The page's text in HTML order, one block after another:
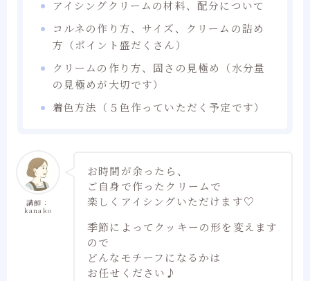
アイシングクリームの材料、配分について
コルネの作り方、サイズ、クリームの詰め
方（ポイント盛だくさん）
クリームの作り方、固さの見極め（水分量
の見極めが大切です）
着色方法（５色作っていただく予定です）
講師：
kanako
お時間が余ったら、
ご自身で作ったクリームで
楽しくアイシングいただけます♡
季節によってクッキーの形を変えます
ので
どんなモチーフになるかは
お任せください♪